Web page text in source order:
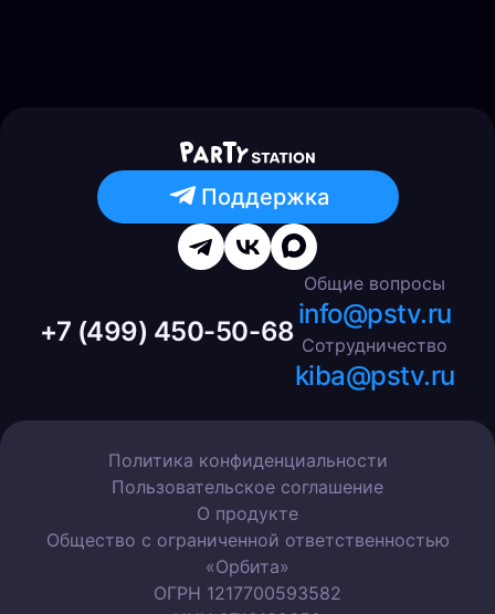
+7 (499) 450-50-68
Общие вопросы
info@pstv.ru
Сотрудничество
kiba@pstv.ru
Поддержка
Общество с ограниченной ответственностью
«Орбита»
ОГРН 1217700593582
О продукте
Пользовательское соглашение
Политика конфиденциальности